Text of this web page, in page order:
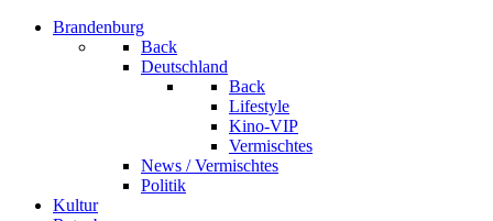
Brandenburg
Back
Deutschland
Back
Lifestyle
Kino-VIP
Vermischtes
News / Vermischtes
Politik
Kultur